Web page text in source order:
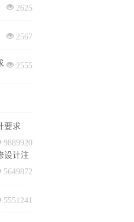
2625
2567
2555
要求
9889920
设计注
5649872
5551241